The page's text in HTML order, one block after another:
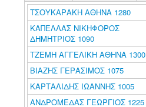
ΤΣΟΥΚΑΡΑΚΗ ΑΘΗΝΑ 1280
ΚΑΠΕΛΛΑΣ ΝΙΚΗΦΟΡΟΣ
ΔΗΜΗΤΡΙΟΣ 1090
ΤΖΕΜΗ ΑΓΓΕΛΙΚΗ ΑΘΗΝΑ 1300
ΒΙΑΖΗΣ ΓΕΡΑΣΙΜΟΣ 1075
ΚΑΡΤΑΛΙΔΗΣ ΙΩΑΝΝΗΣ 1005
ΑΝΔΡΟΜΕΔΑΣ ΓΕΩΡΓΙΟΣ 1225